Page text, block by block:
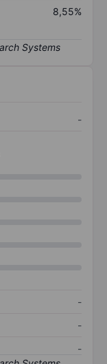
8,55%
-
-
-
-